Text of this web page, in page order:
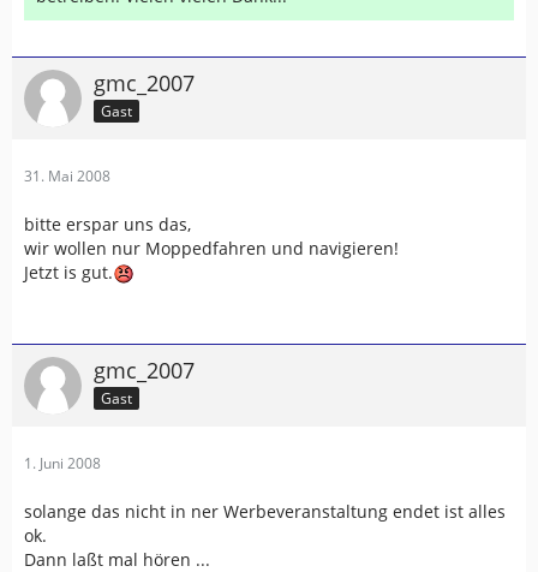
gmc_2007
Gast
31. Mai 2008
bitte erspar uns das,
wir wollen nur Moppedfahren und navigieren!
Jetzt is gut.
gmc_2007
Gast
1. Juni 2008
solange das nicht in ner Werbeveranstaltung endet ist alles
ok.
Dann laßt mal hören ...